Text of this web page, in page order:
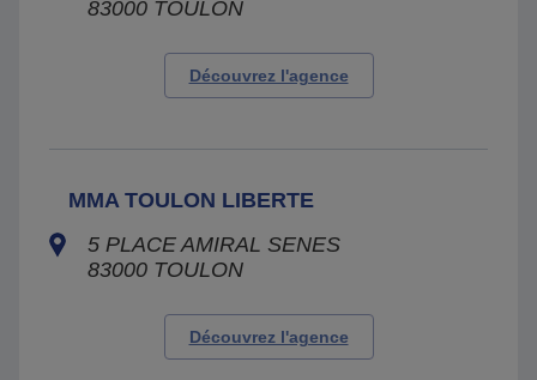
83000 TOULON
Découvrez l'agence
MMA TOULON LIBERTE
5 PLACE AMIRAL SENES
83000 TOULON
Découvrez l'agence